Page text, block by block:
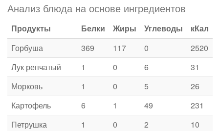
Анализ блюда на основе ингредиентов
Продукты Белки Жиры Углеводы
кКал
Горбуша
369 117 0
2520
Лук репчатый
1 0 6
31
Морковь
1 0 5
26
Картофель
6 1 49
231
Петрушка
1 0 2
10